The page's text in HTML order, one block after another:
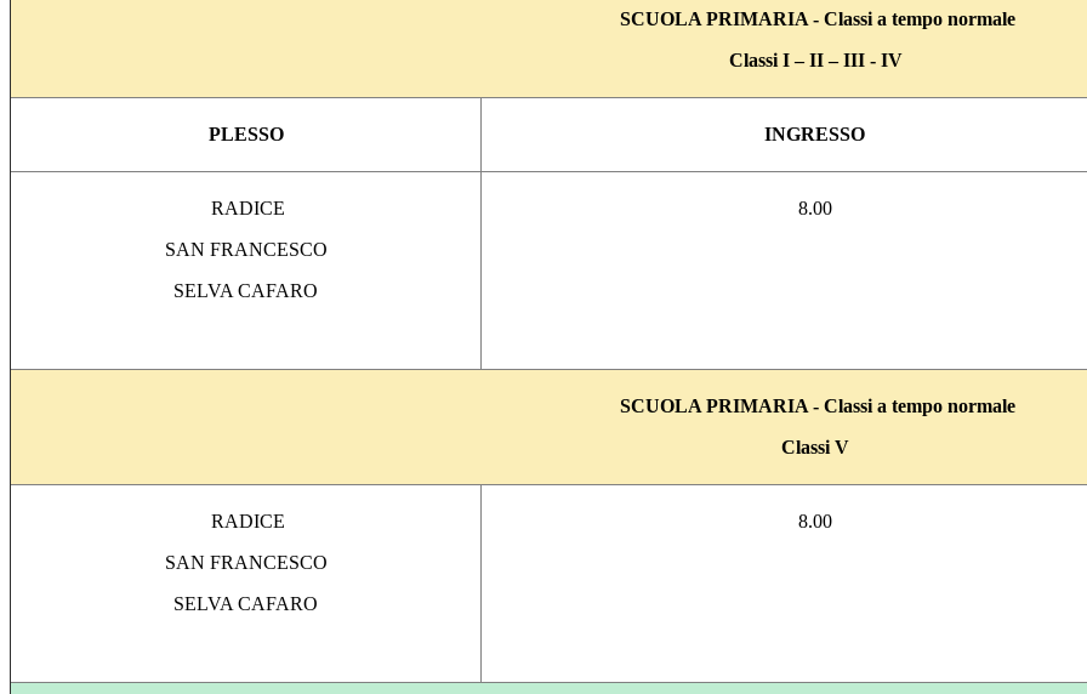
SCUOLA PRIMARIA - Classi a tempo normale
Classi I – II – III - IV
PLESSO INGRESSO
RADICE
SAN FRANCESCO
SELVA CAFARO
8.00
SCUOLA PRIMARIA - Classi a tempo normale
Classi V
RADICE
SAN FRANCESCO
SELVA CAFARO
8.00